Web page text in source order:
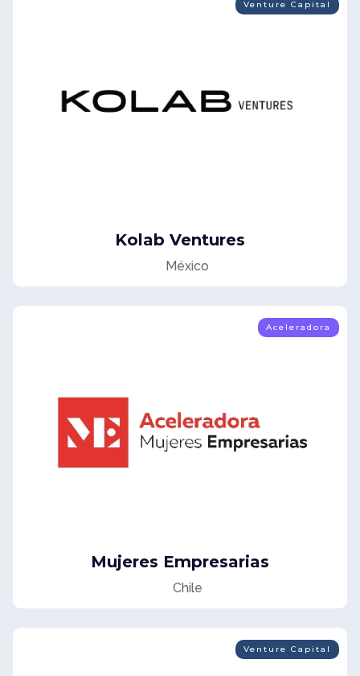
Venture Capital
Kolab Ventures
México
Aceleradora
Mujeres Empresarias
Chile
Venture Capital